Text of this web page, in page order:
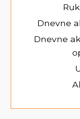
Dnevne
Dnevne